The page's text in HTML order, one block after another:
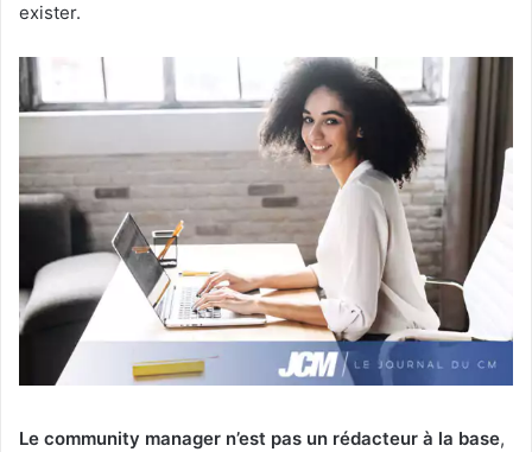
exister.
Le community manager n’est pas un rédacteur à la base,